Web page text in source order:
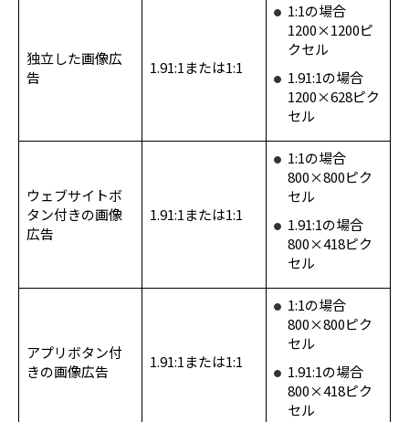
独立した画像広
告
1.91:1または1:1
1:1の場合
1200×1200ピ
クセル
1.91:1の場合
1200×628ピク
セル
ウェブサイトボ
タン付きの画像
広告
1.91:1または1:1
1:1の場合
800×800ピク
セル
1.91:1の場合
800×418ピク
セル
アプリボタン付
きの画像広告
1.91:1または1:1
1:1の場合
800×800ピク
セル
1.91:1の場合
800×418ピク
セル